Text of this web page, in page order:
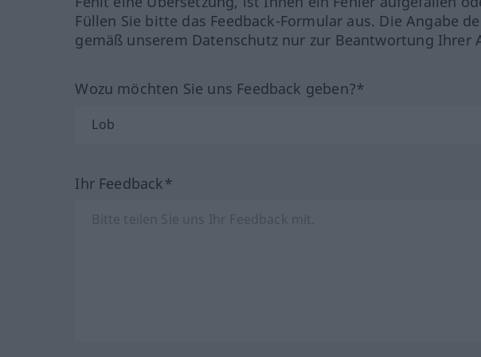
Füllen Sie bitte das Feedback-Formular aus. Die Angabe
gemäß unserem Datenschutz nur zur Beantwortung Ihrer
Wozu möchten Sie uns Feedback geben?*
Ihr Feedback*